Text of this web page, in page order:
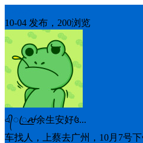
10-04 发布，200浏览
এ᭄ꦿ꯭ꫛ余生安好꧔...
车找人，上蔡去广州，10月7号